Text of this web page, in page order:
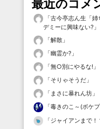
最近のコメ
「古今亭志ん生「姉
デミーに興味ない?」
「解散 」
「幽霊か? 」
「無○別にやるな! 」
「そりゃそうだ 」
「 まさに暴れん坊 」
「毒きのこ～(ボケ
「ジャイアンまで